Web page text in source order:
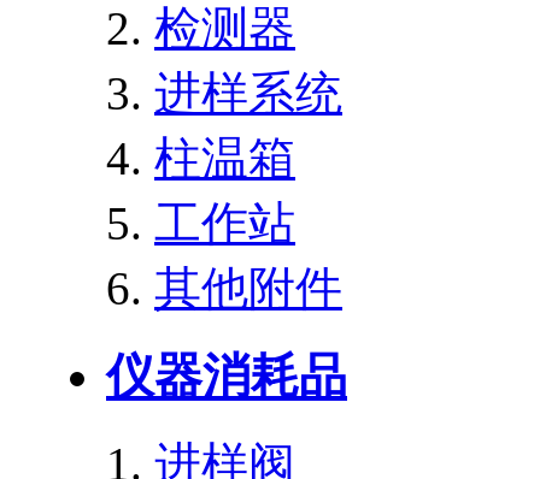
检测器
进样系统
柱温箱
工作站
其他附件
仪器消耗品
进样阀